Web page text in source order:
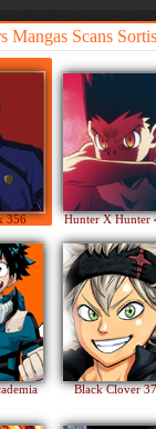
Mangas Scans Sortis
356 Hunter X Hunter
Black Clover